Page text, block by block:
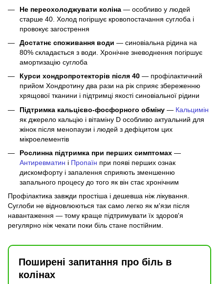
Не переохолоджувати коліна — особливо у людей
старше 40. Холод погіршує кровопостачання суглоба і
провокує загострення
Достатнє споживання води — синовіальна рідина на
80% складається з води. Хронічне зневоднення погіршує
амортизацію суглоба
Курси хондропротекторів після 40 — профілактичний
прийом Хондротину два рази на рік сприяє збереженню
хрящової тканини і підтримці якості синовіальної рідини
Підтримка кальцієво-фосфорного обміну — Кальцимін
як джерело кальцію і вітаміну D особливо актуальний для
жінок після менопаузи і людей з дефіцитом цих
мікроелементів
Рослинна підтримка при перших симптомах —
Антиревматин і Пропаїн при появі перших ознак
дискомфорту і запалення сприяють зменшенню
запального процесу до того як він стає хронічним
Профілактика завжди простіша і дешевша ніж лікування.
Суглоби не відновлюються так само легко як м'язи після
навантаження — тому краще підтримувати їх здоров'я
регулярно ніж чекати поки біль стане постійним.
Поширені запитання про біль в
колінах